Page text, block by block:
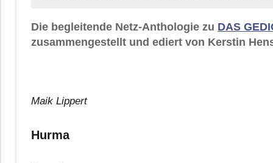
Die begleitende Netz-Anthologie zu DAS
zusammengestellt und ediert von Kerstin
Maik Lippert
Hurma